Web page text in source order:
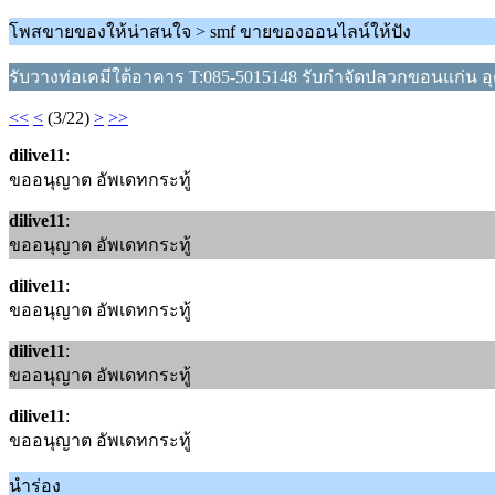
โพสขายของให้น่าสนใจ > smf ขายของออนไลน์ให้ปัง
รับวางท่อเคมีใต้อาคาร T:085-5015148 รับกำจัดปลวกขอนแก่น
<< < (3/22) > >>
dilive11:
ขออนุญาต อัพเดทกระทู้
dilive11:
ขออนุญาต อัพเดทกระทู้
dilive11:
ขออนุญาต อัพเดทกระทู้
dilive11:
ขออนุญาต อัพเดทกระทู้
dilive11:
ขออนุญาต อัพเดทกระทู้
นำร่อง